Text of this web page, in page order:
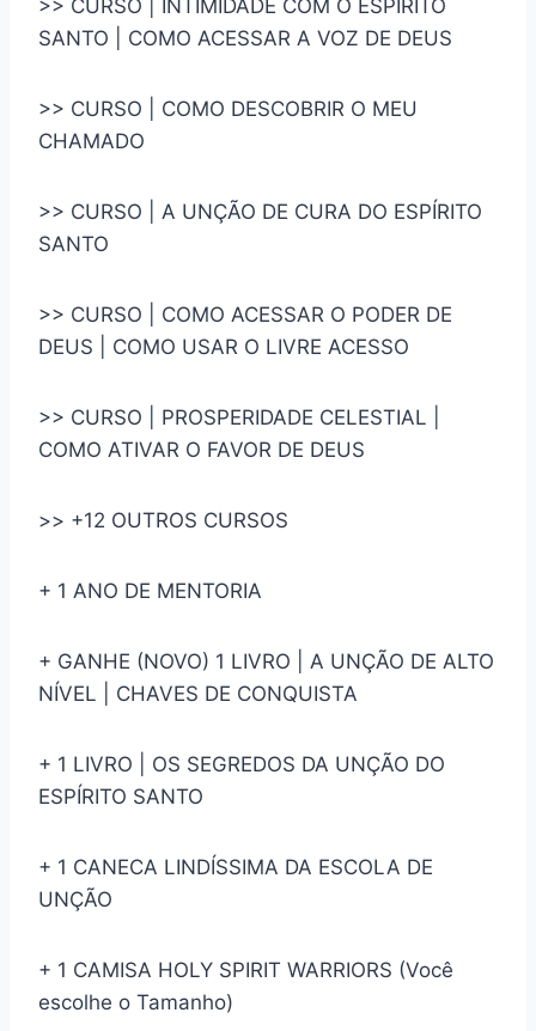
>> CURSO | INTIMIDADE COM O ESPÍRITO
SANTO | COMO ACESSAR A VOZ DE DEUS
>> CURSO | COMO DESCOBRIR O MEU
CHAMADO
>> CURSO | A UNÇÃO DE CURA DO ESPÍRITO
SANTO
>> CURSO | COMO ACESSAR O PODER DE
DEUS | COMO USAR O LIVRE ACESSO
>> CURSO | PROSPERIDADE CELESTIAL |
COMO ATIVAR O FAVOR DE DEUS
>> +12 OUTROS CURSOS
+ 1 ANO DE MENTORIA
+ GANHE (NOVO) 1 LIVRO | A UNÇÃO DE ALTO
NÍVEL | CHAVES DE CONQUISTA
+ 1 LIVRO | OS SEGREDOS DA UNÇÃO DO
ESPÍRITO SANTO
+ 1 CANECA LINDÍSSIMA DA ESCOLA DE
UNÇÃO
+ 1 CAMISA HOLY SPIRIT WARRIORS (Você
escolhe o Tamanho)